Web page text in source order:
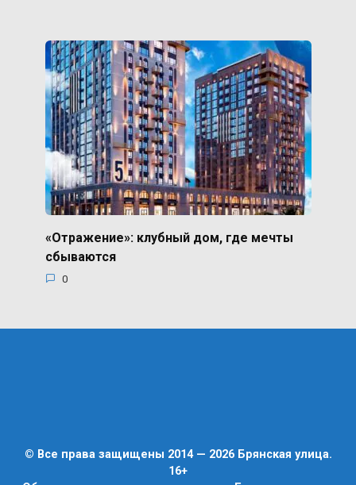
«Отражение»: клубный дом, где мечты
сбываются
0
© Все права защищены 2014 — 2026 Брянская улица.
16+